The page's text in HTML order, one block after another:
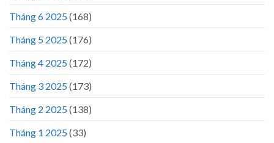
Tháng 6 2025(168)
Tháng 5 2025(176)
Tháng 4 2025(172)
Tháng 3 2025(173)
Tháng 2 2025(138)
Tháng 1 2025(33)